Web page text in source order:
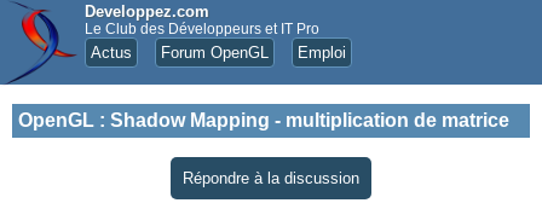
Developpez.com
Le Club des Développeurs et IT Pro
Actus Forum OpenGL Emploi
OpenGL : Shadow Mapping - multiplication de matrice
Répondre à la discussion